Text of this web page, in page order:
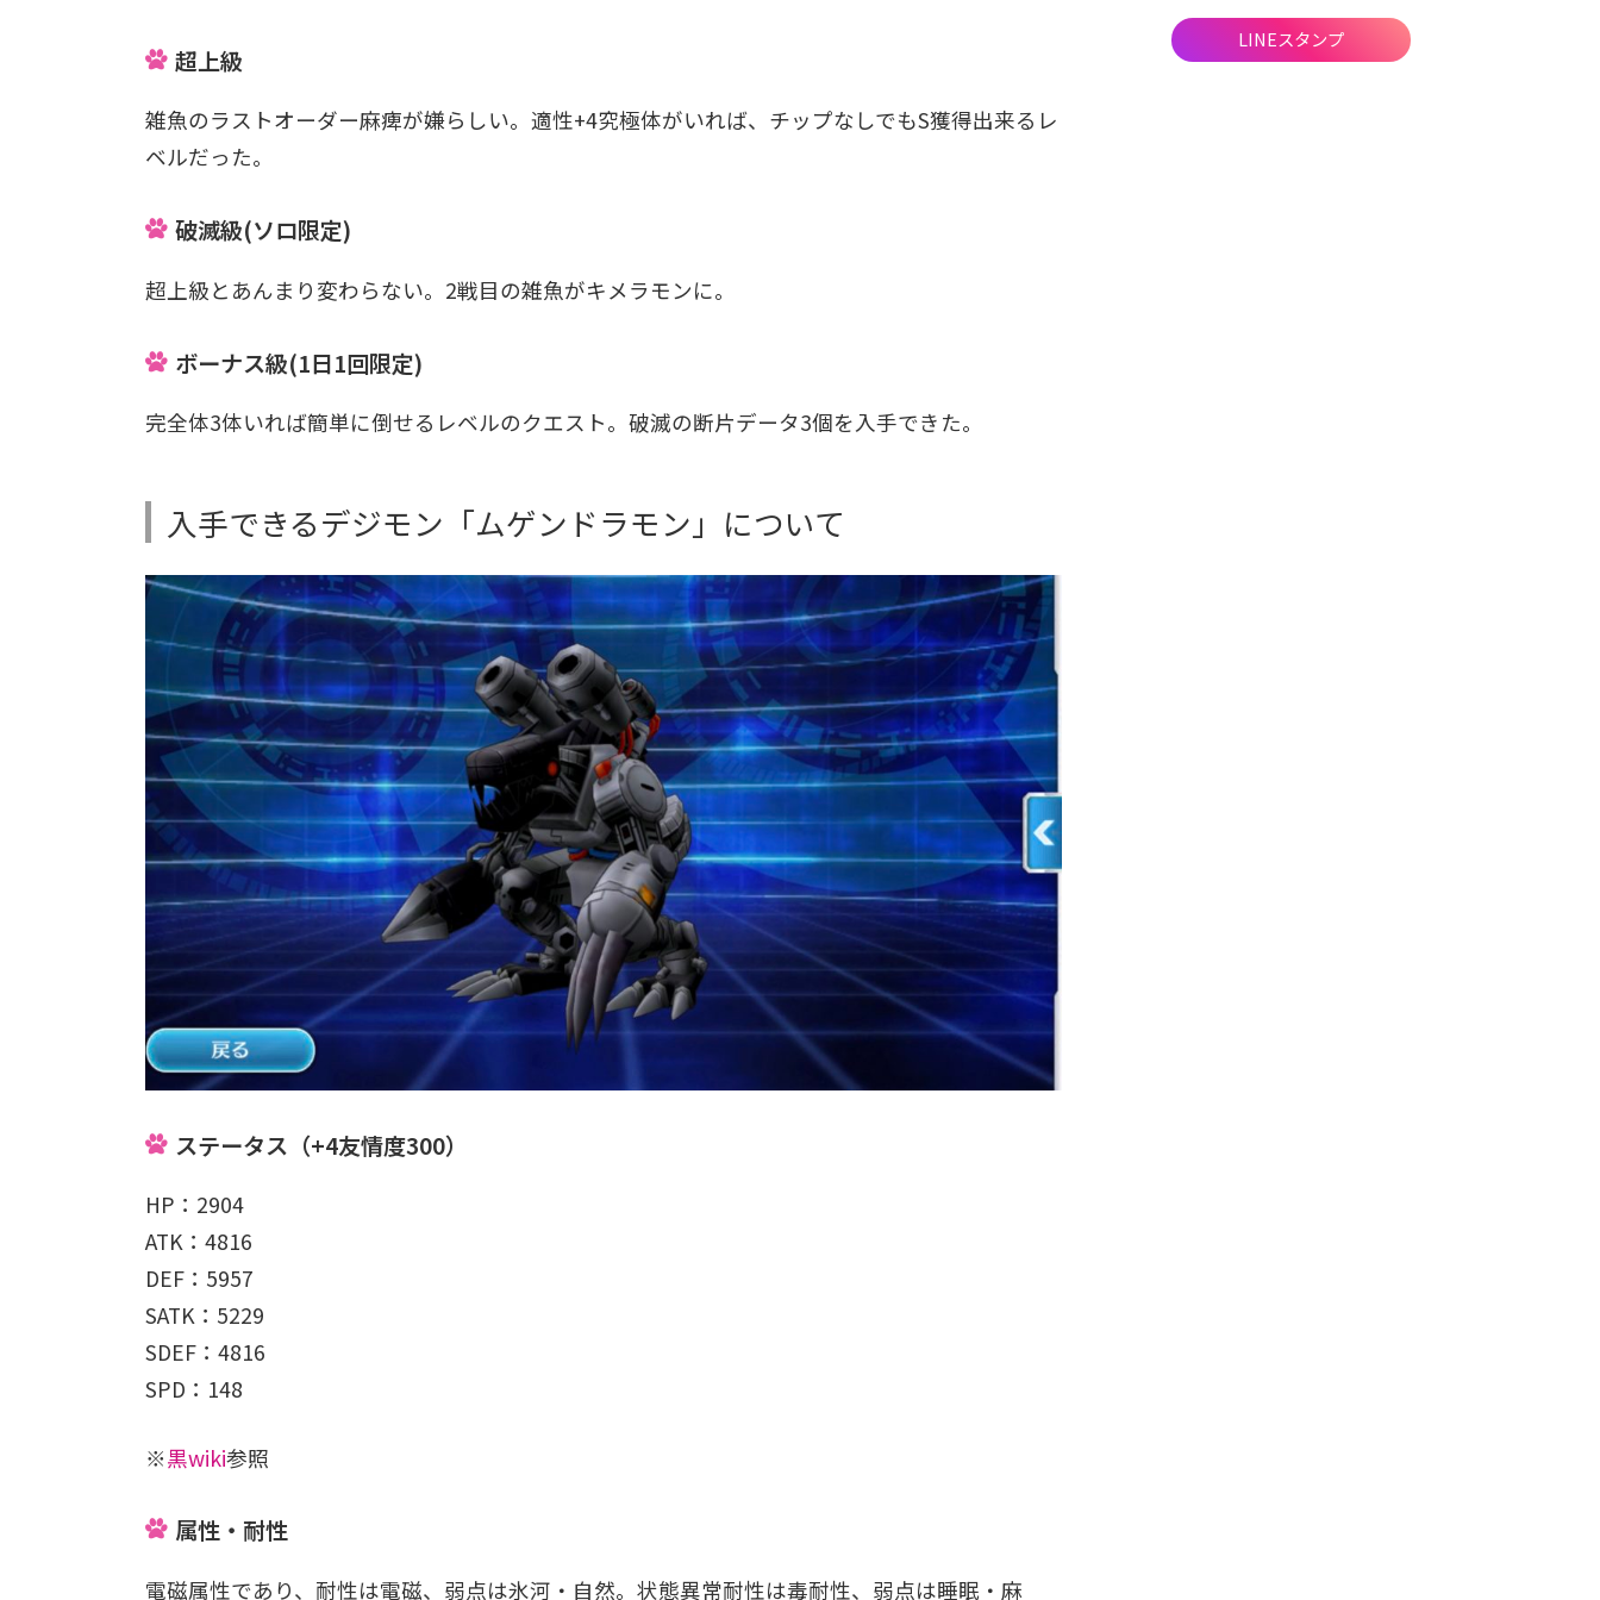
超上級
雑魚のラストオーダー麻痺が嫌らしい。適性+4究極体がいれば、チップなしでもS獲得出来るレ
ベルだった。
破滅級(ソロ限定)
超上級とあんまり変わらない。2戦目の雑魚がキメラモンに。
ボーナス級(1日1回限定)
完全体3体いれば簡単に倒せるレベルのクエスト。破滅の断片データ3個を入手できた。
入手できるデジモン「ムゲンドラモン」について
ステータス（+4友情度300）
HP：2904
ATK：4816
DEF：5957
SATK：5229
SDEF：4816
SPD：148
※黒wiki参照
属性・耐性
電磁属性であり、耐性は電磁、弱点は氷河・自然。状態異常耐性は毒耐性、弱点は睡眠・麻
LINEスタンプ